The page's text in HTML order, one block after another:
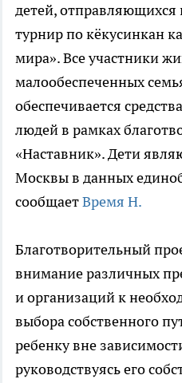
детей, отправляющихся
турнир по кёкусинкан
мира». Все участники
малообеспеченных
обеспечивается
людей в рамках
«Наставник». Дети
Москвы в данных
сообщаетВремя Н.
Благотворительный
внимание различных
и организаций к
выбора собственного
ребенку вне
руководствуясь его